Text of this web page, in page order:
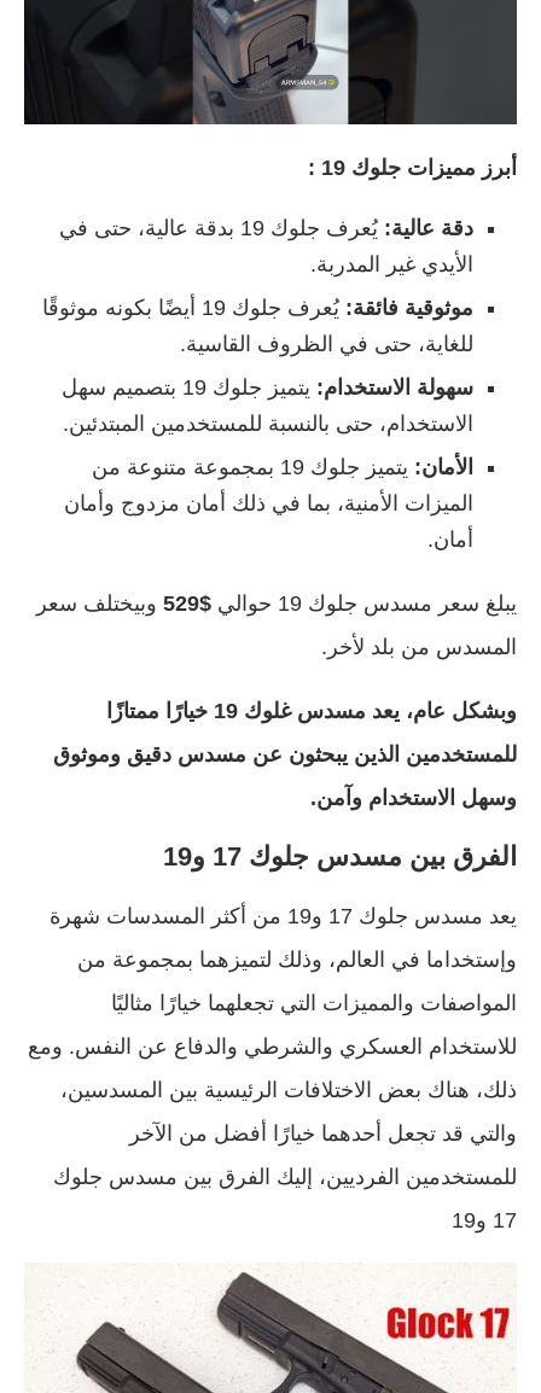
أبرز مميزات جلوك 19 :
دقة عالية:
يُعرف جلوك 19 بدقة عالية، حتى في
الأيدي غير المدربة.
موثوقية فائقة:
يُعرف جلوك 19 أيضًا بكونه موثوقًا
للغاية، حتى في الظروف القاسية.
سهولة الاستخدام:
يتميز جلوك 19 بتصميم سهل
الاستخدام، حتى بالنسبة للمستخدمين المبتدئين.
الأمان:
يتميز جلوك 19 بمجموعة متنوعة من
الميزات الأمنية، بما في ذلك أمان مزدوج وأمان
أمان.
يبلغ سعر مسدس جلوك 19 حوالي $529
وبيختلف سعر
المسدس من بلد لأخر.
وبشكل عام، يعد مسدس غلوك 19 خيارًا ممتازًا
للمستخدمين الذين يبحثون عن مسدس دقيق وموثوق
وسهل الاستخدام وآمن.
الفرق بين مسدس جلوك 17 و19
يعد مسدس جلوك 17 و19 من أكثر المسدسات شهرة
وإستخداما في العالم، وذلك لتميزهما بمجموعة من
المواصفات والمميزات التي تجعلهما خيارًا مثاليًا
للاستخدام العسكري والشرطي والدفاع عن النفس. ومع
ذلك، هناك بعض الاختلافات الرئيسية بين المسدسين،
والتي قد تجعل أحدهما خيارًا أفضل من الآخر
للمستخدمين الفرديين، إليك الفرق بين مسدس جلوك
17 و19